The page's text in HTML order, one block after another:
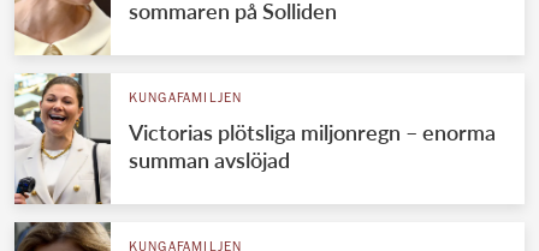
sommaren på Solliden
KUNGAFAMILJEN
Victorias plötsliga miljonregn – enorma
summan avslöjad
KUNGAFAMILJEN